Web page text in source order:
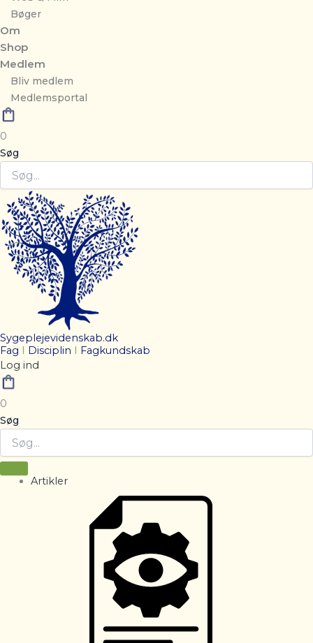
Bøger
Om
Shop
Medlem
Bliv medlem
Medlemsportal
0
Søg
Sygeplejevidenskab.dk
Fag
Disciplin
Fagkundskab
Log ind
0
Søg
Artikler